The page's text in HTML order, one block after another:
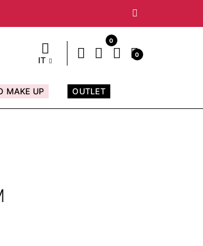
IT
0
0
MAKE UP OUTLET